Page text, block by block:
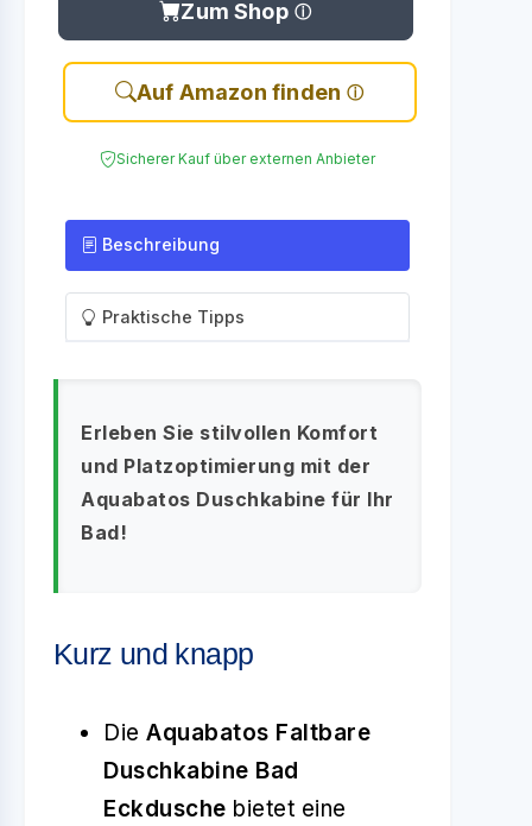
Zum Shop
Auf Amazon finden
Sicherer Kauf über externen Anbieter
Beschreibung
Praktische Tipps
Erleben Sie stilvollen Komfort
und Platzoptimierung mit der
Aquabatos Duschkabine für Ihr
Bad!
Kurz und knapp
Die Aquabatos Faltbare
Duschkabine Bad
Eckdusche bietet eine